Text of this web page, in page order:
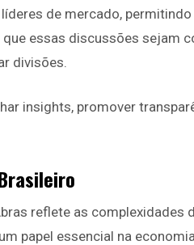
de mercado,
essas discussões sejam
divisões.
insights, promover
reflete as complexidades
papel essencial na